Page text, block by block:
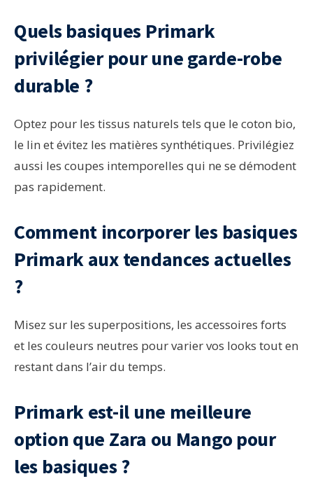
Quels basiques Primark
privilégier pour une garde-robe
durable ?
Optez pour les tissus naturels tels que le coton bio,
le lin et évitez les matières synthétiques. Privilégiez
aussi les coupes intemporelles qui ne se démodent
pas rapidement.
Comment incorporer les basiques
Primark aux tendances actuelles
?
Misez sur les superpositions, les accessoires forts
et les couleurs neutres pour varier vos looks tout en
restant dans l’air du temps.
Primark est-il une meilleure
option que Zara ou Mango pour
les basiques ?